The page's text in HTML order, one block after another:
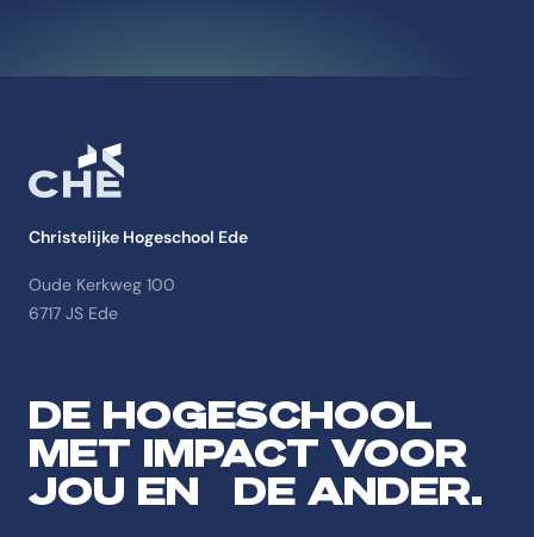
Christelijke Hogeschool Ede
Oude Kerkweg 100
6717 JS Ede
DE HOGESCHOOL
MET IMPACT VOOR
JOU EN DE ANDER.